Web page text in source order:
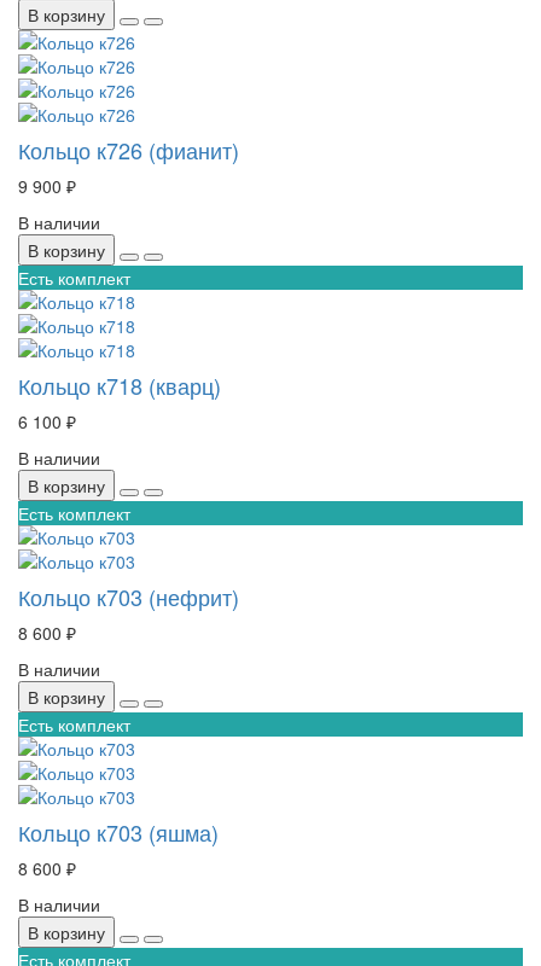
В корзину
Кольцо к726 (фианит)
9 900 ₽
В наличии
В корзину
Есть комплект
Кольцо к718 (кварц)
6 100 ₽
В наличии
В корзину
Есть комплект
Кольцо к703 (нефрит)
8 600 ₽
В наличии
В корзину
Есть комплект
Кольцо к703 (яшма)
8 600 ₽
В наличии
В корзину
Есть комплект